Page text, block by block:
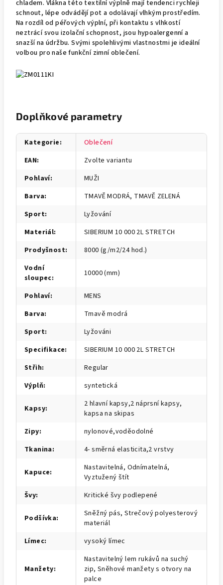
chladem. Vlákna této textilní výplně mají tendenci rychleji
schnout, lépe odvádějí pot a odolávají vlhkým prostředím.
Na rozdíl od péřových výplní, při kontaktu s vlhkostí
neztrácí svou izolační schopnost, jsou hypoalergenní a
snazší na údržbu. Svými spolehlivými vlastnostmi je ideální
volbou pro naše funkční zimní oblečení.
Doplňkové parametry
Kategorie:
Oblečení
EAN:
Zvolte variantu
Pohlaví:
MUŽI
Barva:
TMAVĚ MODRÁ, TMAVĚ ZELENÁ
Sport:
Lyžování
Materiál:
SIBERIUM 10 000 2L STRETCH
Prodyšnost:
8000 (g/m2/24 hod.)
Vodní
sloupec: 10000 (mm)
Pohlaví:
MENS
Barva:
Tmavě modrá
Sport:
Lyžováni
Specifikace:
SIBERIUM 10 000 2L STRETCH
Střih:
Regular
Výplň: syntetická
Kapsy:
2 hlavní kapsy,2 náprsní kapsy,
kapsa na skipas
Zipy:
nylonové,voděodolné
Tkanina: 4- směrná elasticita,2 vrstvy
Kapuce:
Nastavitelná, Odnímatelná,
Vyztužený štít
Švy: Kritické švy podlepené
Podšívka:
Sněžný pás, Strečový polyesterový
materiál
Límec: vysoký límec
Manžety:
Nastavitelný lem rukávů na suchý
zip, Sněhové manžety s otvory na
palce